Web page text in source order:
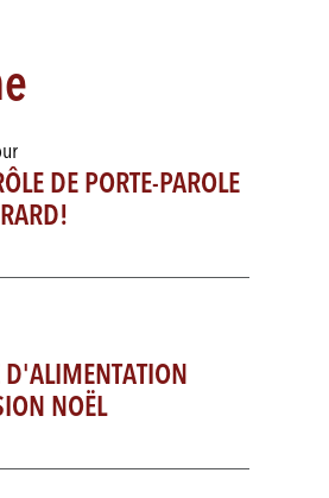
DE PORTE-PAROLE
NOËL